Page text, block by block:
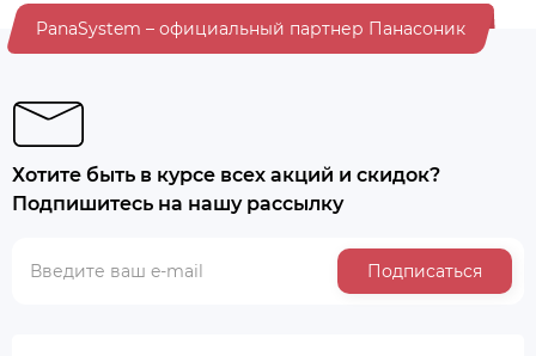
PanaSystem – официальный партнер Панасоник
Хотите быть в курсе всех акций и скидок?
Подпишитесь на нашу рассылку
Подписаться